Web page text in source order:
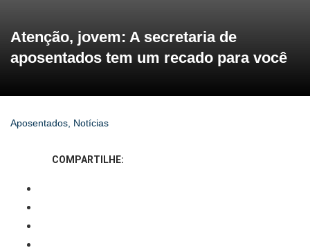
Atenção, jovem: A secretaria de
aposentados tem um recado para você
Aposentados, Notícias
COMPARTILHE: